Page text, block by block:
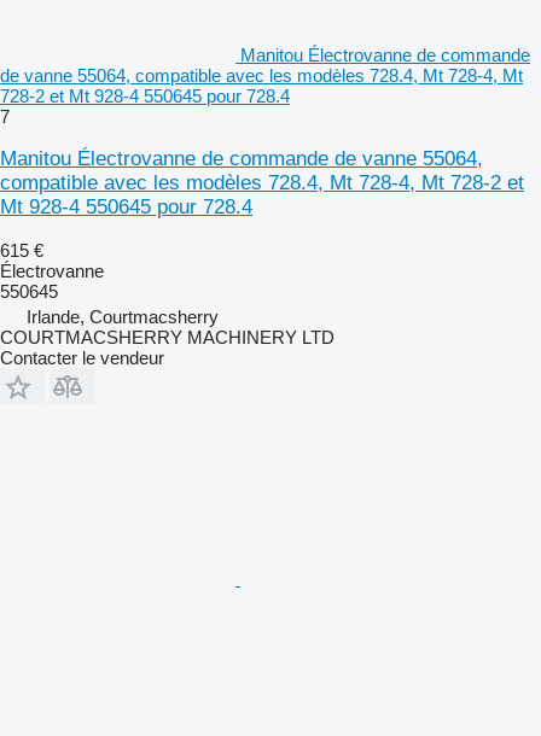
Manitou Électrovanne de commande
de vanne 55064, compatible avec les modèles 728.4, Mt 728-4, Mt
728-2 et Mt 928-4 550645 pour 728.4
7
Manitou Électrovanne de commande de vanne 55064,
compatible avec les modèles 728.4, Mt 728-4, Mt 728-2 et
Mt 928-4 550645 pour 728.4
615 €
Électrovanne
550645
Irlande, Courtmacsherry
COURTMACSHERRY MACHINERY LTD
Contacter le vendeur